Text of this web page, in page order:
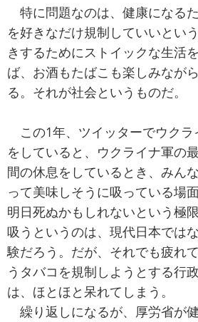
特に問題なのは、健康になる
を好きなだけ規制していいとい
きするためにストイックな生活
ば、お酒もたばこも楽しみなが
る。それが社会というものだ。
この1年、ツイッターでウクラ
をしていると、ウクライナ軍の
間の休息をしているとき、みん
って美味しそうに吸っている場
明日死ぬかもしれないという極
吸うというのは、現代日本では
験だろう。だが、それでも疲れ
うタバコを規制しようとする行
は、ほとほと呆れてしまう。
繰り返しになるが、厚労省が